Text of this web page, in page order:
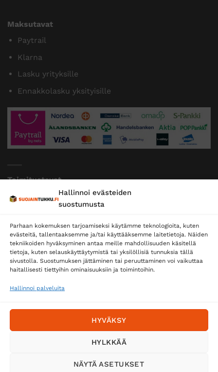
Hallinnoi evästeiden
suostumusta
Parhaan kokemuksen tarjoamiseksi käytämme teknologioita, kuten
evästeitä, tallentaaksemme ja/tai käyttääksemme laitetietoja. Näiden
tekniikoiden hyväksyminen antaa meille mahdollisuuden käsitellä
tietoja, kuten selauskäyttäytymistä tai yksilöllisiä tunnuksia tällä
sivustolla. Suostumuksen jättäminen tai peruuttaminen voi vaikuttaa
haitallisesti tiettyihin ominaisuuksiin ja toimintoihin.
Hallinnoi palveluita
HYVÄKSY
HYLKKÄÄ
NÄYTÄ ASETUKSET
Maksutavat
Paytrail
Klarna
Lasku yrityksille
Ennakkolasku yksityisille
Toimitustavat
Posti
Postnord
Tilaa uutiskirje ja saat erikoisalennuksia